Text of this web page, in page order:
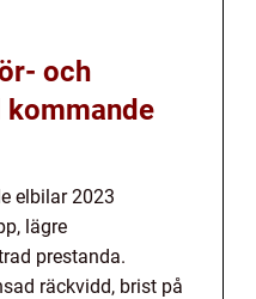
och
kommande
elbilar 2023
lägre
prestanda.
räckvidd, brist på